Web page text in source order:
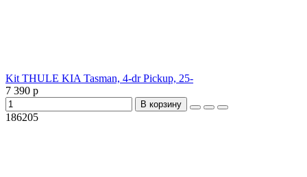
Kit THULE KIA Tasman, 4-dr Pickup, 25-
7 390 р
В корзину
186205